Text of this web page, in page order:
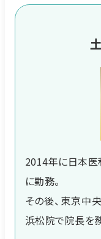
2014年に日本医
に勤務。
その後、東京中
浜松院で院長を